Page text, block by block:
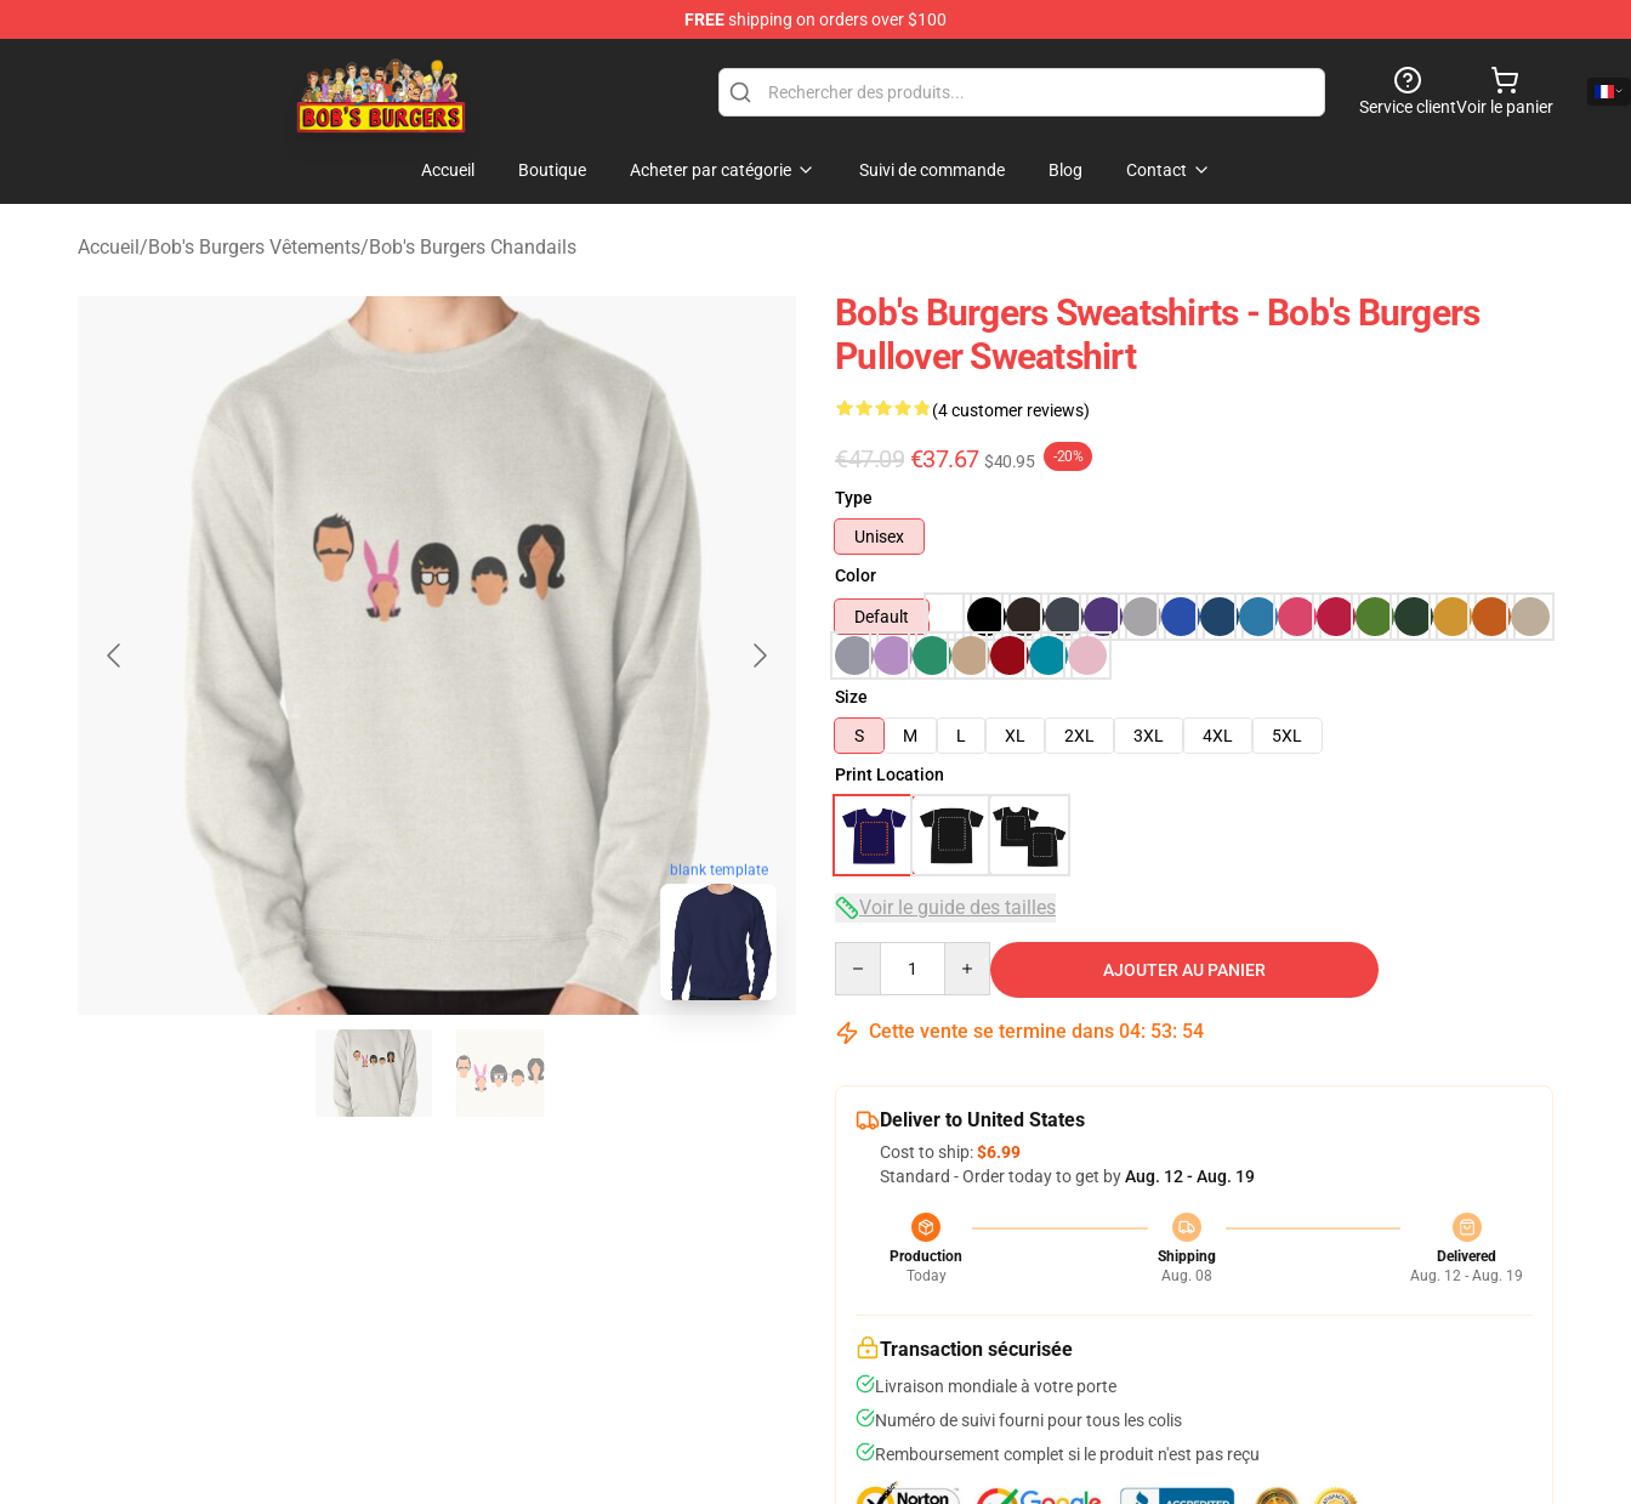
FREEshipping on orders over $100
Bob's Burgers Store - Official Bob's Burgers Merchandise Shop
Service clientVoir le panier
Accueil Boutique Acheter par catégorie Suivi de commande Blog Contact
Accueil/Bob's Burgers Vêtements/Bob's Burgers Chandails
blank template
Bob's Burgers Sweatshirts - Bob's Burgers
Pullover Sweatshirt
(4 customer reviews)
€47.09 €37.67 $40.95 -20%
Type
Unisex
Color
Default
Size
S
M L XL 2XL 3XL 4XL
5XL
Print Location
Voir le guide des tailles
AJOUTER AU PANIER
Cette vente se termine dans 04: 53: 53
Deliver to United States
Cost to ship:$6.99
Standard - Order today to get byAug. 12 - Aug. 19
Production
Today
Shipping
Aug. 08
Delivered
Aug. 12 - Aug. 19
Transaction sécurisée
Livraison mondiale à votre porte
Numéro de suivi fourni pour tous les colis
Remboursement complet si le produit n'est pas reçu